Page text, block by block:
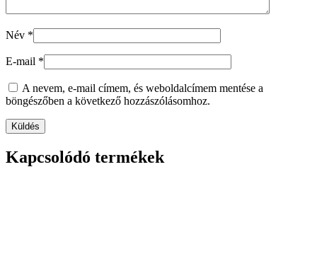
Név *
E-mail *
A nevem, e-mail címem, és weboldalcímem mentése a
böngészőben a következő hozzászólásomhoz.
Kapcsolódó termékek